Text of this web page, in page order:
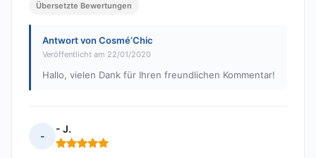
Übersetzte Bewertungen
Antwort von Cosmé’Chic
Veröffentlicht am 22/01/2020
Hallo, vielen Dank für Ihren freundlichen Kommentar!
-
- J.
Hinweis: 5 von 5